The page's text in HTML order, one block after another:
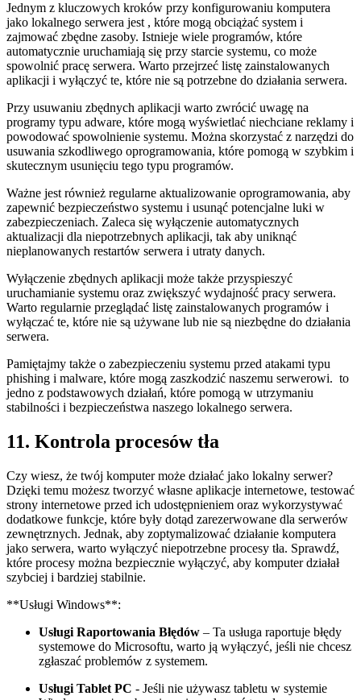
Jednym z kluczowych kroków przy ‍konfigurowaniu komputera
jako lokalnego serwera jest , ​które mogą obciążać system i
zajmować zbędne zasoby. Istnieje wiele programów, które
automatycznie‍ uruchamiają się⁣ przy starcie systemu, co może
⁤spowolnić ‍pracę serwera. ‍Warto przejrzeć‍ listę zainstalowanych‌
aplikacji i‌ wyłączyć te, które nie są ⁢potrzebne​ do działania⁤ serwera.
Przy ‍usuwaniu zbędnych ⁣aplikacji warto zwrócić uwagę na
programy typu adware, które ‍mogą wyświetlać niechciane reklamy⁣ i
powodować spowolnienie systemu.⁣ Można ​skorzystać z narzędzi do
usuwania szkodliwego oprogramowania, ⁤które pomogą w szybkim i
skutecznym usunięciu tego typu programów.
Ważne⁤ jest również regularne aktualizowanie oprogramowania,⁢ aby
zapewnić bezpieczeństwo systemu i usunąć potencjalne luki w
zabezpieczeniach. Zaleca się ⁣wyłączenie automatycznych
⁤aktualizacji dla niepotrzebnych aplikacji, tak aby uniknąć
nieplanowanych restartów ⁣serwera​ i utraty danych.
Wyłączenie ‌zbędnych aplikacji może także ​przyspieszyć
uruchamianie systemu oraz zwiększyć ‌wydajność‍ pracy⁣ serwera.
Warto ‌regularnie przeglądać listę zainstalowanych programów i
wyłączać te, które nie są używane lub nie są ​niezbędne do działania
serwera.
Pamiętajmy także o ​zabezpieczeniu systemu‍ przed atakami typu
phishing i malware, które mogą zaszkodzić naszemu serwerowi. ‍ to
jedno⁢ z podstawowych ⁣działań, które pomogą‍ w⁢ utrzymaniu
stabilności i ‍bezpieczeństwa naszego ‌lokalnego ​serwera.
11. Kontrola procesów tła
Czy wiesz, że twój‍ komputer może działać jako lokalny serwer?
Dzięki temu możesz tworzyć własne aplikacje internetowe, testować
strony internetowe⁣ przed ich ‍udostępnieniem oraz wykorzystywać
dodatkowe funkcje, które były‌ dotąd zarezerwowane dla serwerów
zewnętrznych. Jednak, aby zoptymalizować działanie komputera
jako serwera, warto‌ wyłączyć niepotrzebne‍ procesy⁣ tła. Sprawdź,
które‌ procesy można bezpiecznie wyłączyć, aby⁤ komputer działał
szybciej i bardziej stabilnie.
**Usługi ⁤Windows**:
Usługi Raportowania Błędów – Ta usługa raportuje‍ błędy
systemowe do Microsoftu,‍ warto ją⁣ wyłączyć,​ jeśli nie chcesz
zgłaszać problemów z systemem.
Usługi Tablet ‍PC ‌- Jeśli ⁤nie używasz tabletu w‌ systemie